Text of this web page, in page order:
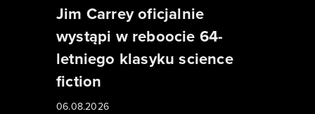
Jim Carrey oficjalnie
wystąpi w reboocie 64-
letniego klasyku science
fiction
06.08.2026